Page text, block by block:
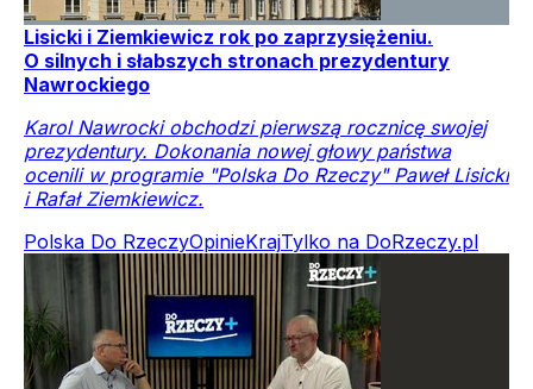
Lisicki i Ziemkiewicz rok po zaprzysiężeniu.
O silnych i słabszych stronach prezydentury
Nawrockiego
Karol Nawrocki obchodzi pierwszą rocznicę swojej
prezydentury. Dokonania nowej głowy państwa
ocenili w programie "Polska Do Rzeczy" Paweł Lisicki
i Rafał Ziemkiewicz.
Polska Do RzeczyOpinieKrajTylko na DoRzeczy.pl